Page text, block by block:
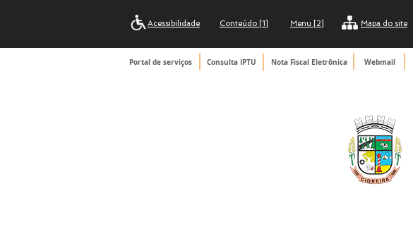
Acessibilidade Conteúdo [1] Menu [2] Mapa do site
Portal de serviços Consulta IPTU Nota Fiscal Eletrônica Webmail